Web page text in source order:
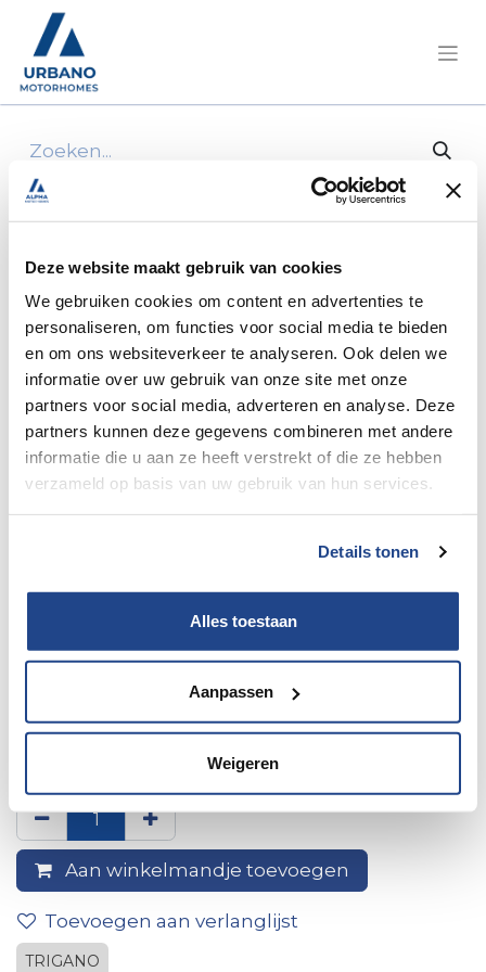
Deze website maakt gebruik van cookies
We gebruiken cookies om content en advertenties te
personaliseren, om functies voor social media te bieden
en om ons websiteverkeer te analyseren. Ook delen we
informatie over uw gebruik van onze site met onze
partners voor social media, adverteren en analyse. Deze
partners kunnen deze gegevens combineren met andere
informatie die u aan ze heeft verstrekt of die ze hebben
verzameld op basis van uw gebruik van hun services.
Details tonen
Alles toestaan
Aanpassen
Weigeren
Alle producten
Achteruitrijlicht bw710w 94,4m
Achteruitrijlicht bw710w
94,4m
Aan winkelmandje toevoegen
Toevoegen aan verlanglijst
TRIGANO